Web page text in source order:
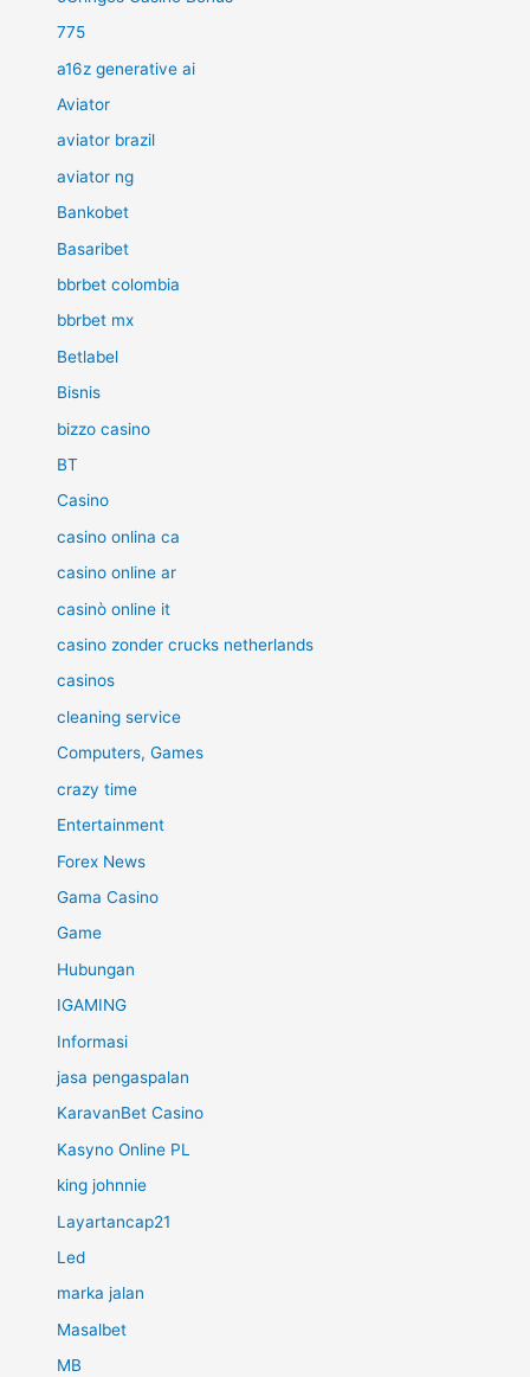
775
a16z generative ai
Aviator
aviator brazil
aviator ng
Bankobet
Basaribet
bbrbet colombia
bbrbet mx
Betlabel
Bisnis
bizzo casino
BT
Casino
casino onlina ca
casino online ar
casinò online it
casino zonder crucks netherlands
casinos
cleaning service
Computers, Games
crazy time
Entertainment
Forex News
Gama Casino
Game
Hubungan
IGAMING
Informasi
jasa pengaspalan
KaravanBet Casino
Kasyno Online PL
king johnnie
Layartancap21
Led
marka jalan
Masalbet
MB